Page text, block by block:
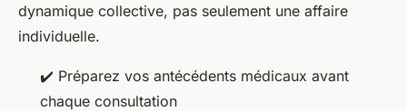
dynamique collective, pas seulement une affaire
individuelle.
✔️ Préparez vos antécédents médicaux avant
chaque consultation